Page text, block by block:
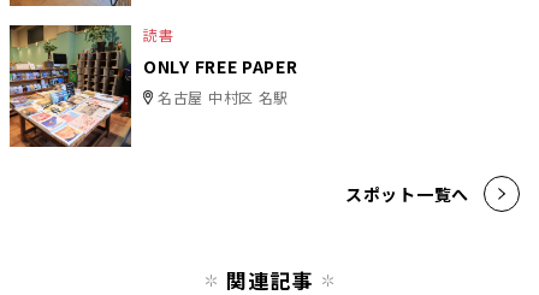
読書
ONLY FREE PAPER
名古屋 中村区 名駅
スポット一覧へ
関連記事